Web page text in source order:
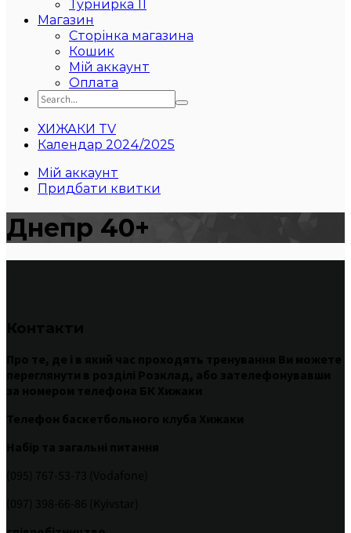
Турнирка 11
Магазин
Сторінка магазина
Кошик
Мій аккаунт
Оплата
ХИЖАКИ TV
Календар 2024/2025
Мій аккаунт
Придбати квитки
Днепр 40+